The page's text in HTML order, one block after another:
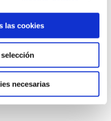
las cookies
necesarias
y saludable,
de vinagre a
de ayudarte!